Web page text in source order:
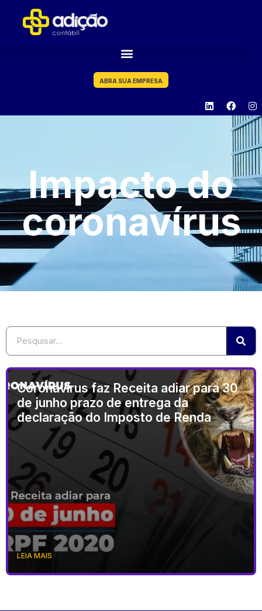
ABRA SUA EMPRESA
Impacto do
coronavírus
Coronavírus faz Receita adiar para 30
de junho prazo de entrega da
declaração do Imposto de Renda
LEIA MAIS